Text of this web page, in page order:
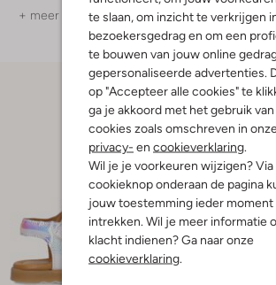
te slaan, om inzicht te verkrijgen
bezoekersgedrag en om een
te bouwen van jouw online
gepersonaliseerde advertenties.
op "Accepteer alle cookies" te
ga je akkoord met het gebruik van
cookies zoals omschreven in
privacy- en cookieverklaring.
Wil je je voorkeuren wijzigen? Via
cookieknop onderaan de pagina
jouw toestemming ieder moment
intrekken. Wil je meer informatie
klacht indienen? Ga naar onze
cookieverklaring.
+ meer kleuren + meer